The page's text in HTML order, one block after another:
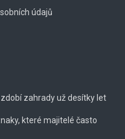
údajů
zahrady už desítky let
které majitelé často